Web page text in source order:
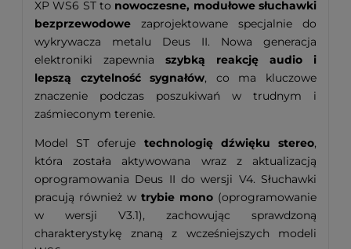
XP WS6 ST to nowoczesne, modułowe słuchawki
bezprzewodowe zaprojektowane specjalnie do
wykrywacza metalu Deus II. Nowa generacja
elektroniki zapewnia szybką reakcję audio i
lepszą czytelność sygnałów, co ma kluczowe
znaczenie podczas poszukiwań w trudnym i
zaśmieconym terenie.
Model ST oferuje technologię dźwięku stereo,
która została aktywowana wraz z aktualizacją
oprogramowania Deus II do wersji V4. Słuchawki
pracują również w trybie mono (oprogramowanie
w wersji V3.1), zachowując sprawdzoną
charakterystykę znaną z wcześniejszych modeli